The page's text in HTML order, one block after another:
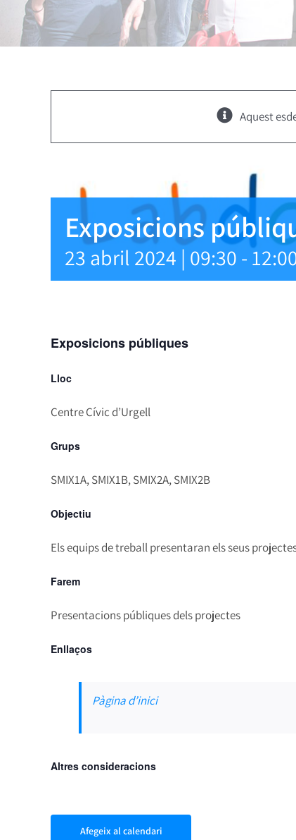
Aquest
Exposicions
23 abril 2024 | 09:30 -
Exposicions públiques
Lloc
Centre Cívic d’Urgell
Grups
SMIX1A, SMIX1B, SMIX2A, SMIX2B
Objectiu
Els equips de treball presentaran els seus
Farem
Presentacions públiques dels projectes
Enllaços
Pàgina d’inici
Altres consideracions
Afegeix al calendari